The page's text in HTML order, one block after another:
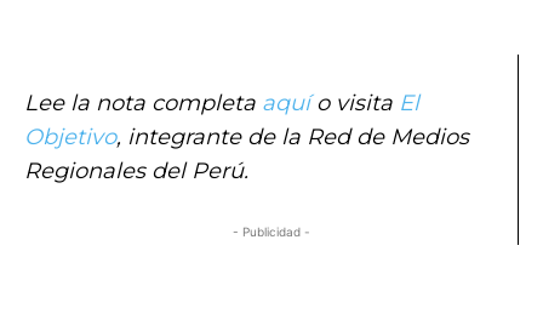
Lee la nota completa aquío visita El
Objetivo, integrante de la Red de Medios
Regionales del Perú.
- Publicidad -